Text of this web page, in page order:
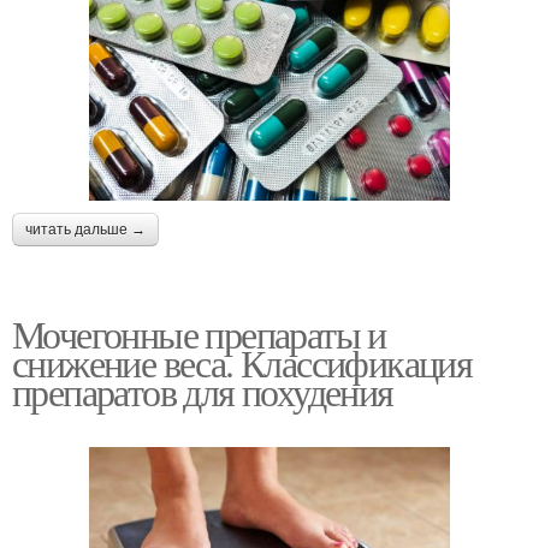
читать дальше →
Мочегонные препараты и
снижение веса. Классификация
препаратов для похудения